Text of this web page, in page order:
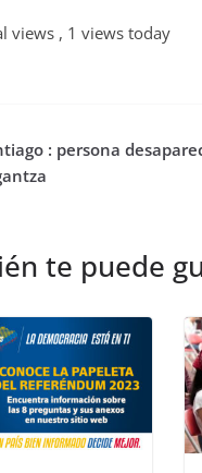
views , 1 views today
: persona
te puede